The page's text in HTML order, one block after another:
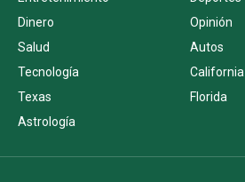
Dinero
Opinión
Salud
Autos
Tecnología
California
Texas
Florida
Astrología